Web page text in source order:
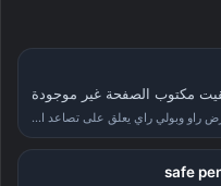
مكتوب الصفحة غير موجودة
أوبا فيمي يتحدى برون بريكر في عرض راو وبولي راي يعلق على تصاعد الأحداث بعد سمر سلام
safe